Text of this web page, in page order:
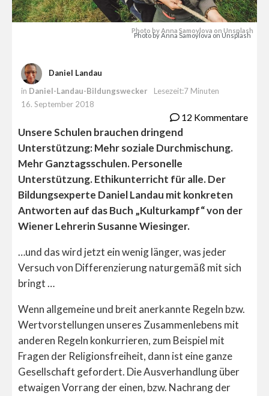
Photo by Anna Samoylova on Unsplash
Photo by Anna Samoylova on Unsplash
Daniel Landau
in Daniel-Landau-Bildungswecker
Lesezeit:7 Minuten
16. September 2018
12 Kommentare
Unsere Schulen brauchen dringend
Unterstützung: Mehr soziale Durchmischung.
Mehr Ganztagsschulen. Personelle
Unterstützung. Ethikunterricht für alle. Der
Bildungsexperte Daniel Landau mit konkreten
Antworten auf das Buch „Kulturkampf“ von der
Wiener Lehrerin Susanne Wiesinger.
…und das wird jetzt ein wenig länger, was jeder
Versuch von Differenzierung naturgemäß mit sich
bringt …
Wenn allgemeine und breit anerkannte Regeln bzw.
Wertvorstellungen unseres Zusammenlebens mit
anderen Regeln konkurrieren, zum Beispiel mit
Fragen der Religionsfreiheit, dann ist eine ganze
Gesellschaft gefordert. Die Ausverhandlung über
etwaigen Vorrang der einen, bzw. Nachrang der